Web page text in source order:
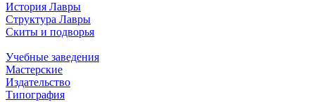
История Лавры
Структура Лавры
Скиты и подворья
Учебные заведения
Мастерские
Издательство
Типография